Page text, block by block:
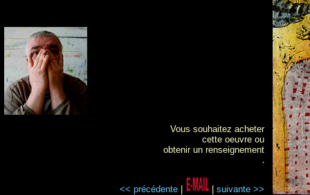
Vous souhaitez acheter
cette oeuvre ou
obtenir un renseignement
.
<< précédente suivante >>